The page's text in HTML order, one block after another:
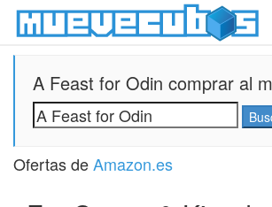
A Feast for Odin comprar al
Ofertas deAmazon.es